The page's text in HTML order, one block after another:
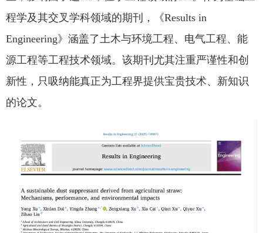
程学及其交叉学科领域的期刊，《Results in
Engineering》涵盖了土木与环境工程、电气工程、能
源工程等工程技术领域。该期刊尤其注重严谨性和创
新性，只吸纳能真正为工程界提供宝贵技术、新知识
的论文。